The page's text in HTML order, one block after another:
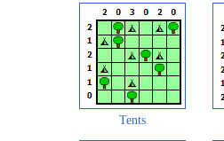
Tents